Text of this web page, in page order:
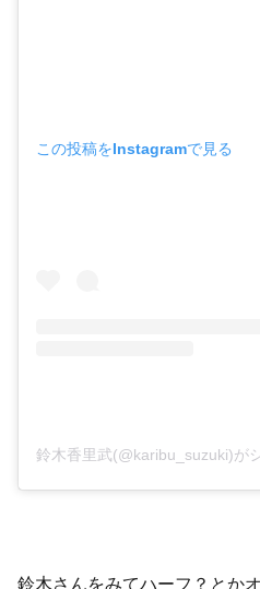
この投稿をInstagramで見る
鈴木香里武(@karibu_suzuki)が
鈴木さんをみてハーフ？とか